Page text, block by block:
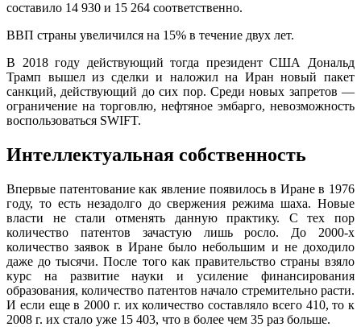
составило 14 930 и 15 264 соответственно.
ВВП страны увеличился на 15% в течение двух лет.
В 2018 году действующий тогда президент США Дональд
Трамп вышел из сделки и наложил на Иран новый пакет
санкций, действующий до сих пор. Среди новых запретов —
ограничение на торговлю, нефтяное эмбарго, невозможность
воспользоваться SWIFT.
Интеллектуальная собственность
Впервые патентование как явление появилось в Иране в 1976
году, то есть незадолго до свержения режима шаха. Новые
власти не стали отменять данную практику. С тех пор
количество патентов зачастую лишь росло. До 2000-х
количество заявок в Иране было небольшим и не доходило
даже до тысячи. После того как правительство страны взяло
курс на развитие науки и усиление финансирования
образования, количество патентов начало стремительно расти.
И если еще в 2000 г. их количество составляло всего 410, то к
2008 г. их стало уже 15 403, что в более чем 35 раз больше.